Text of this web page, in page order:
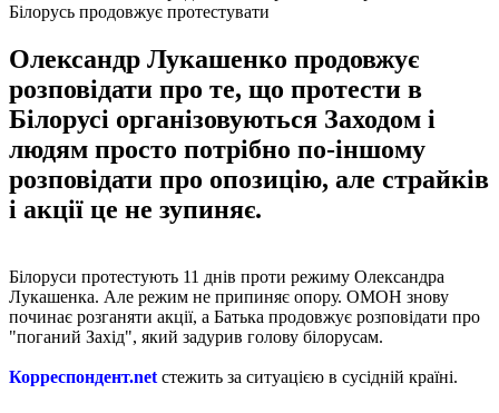
Білорусь продовжує протестувати
Олександр Лукашенко продовжує
розповідати про те, що протести в
Білорусі організовуються Заходом і
людям просто потрібно по-іншому
розповідати про опозицію, але страйків
і акції це не зупиняє.
Білоруси протестують 11 днів проти режиму Олександра
Лукашенка. Але режим не припиняє опору. ОМОН знову
починає розганяти акції, а Батька продовжує розповідати про
"поганий Захід", який задурив голову білорусам.
Корреспондент.net стежить за ситуацією в сусідній країні.